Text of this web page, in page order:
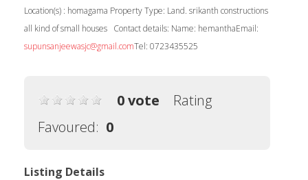
Location(s) : homagama Property Type: Land. srikanth constructions
all kind of small houses Contact details: Name: hemanthaEmail:
supunsanjeewasjc@gmail.comTel: 0723435525
Rating
0 vote
Favoured: 0
Listing Details